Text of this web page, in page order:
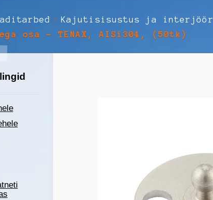
Kajutisisustus ja interjöör
osa – TENAX, AISi304, (50tk)